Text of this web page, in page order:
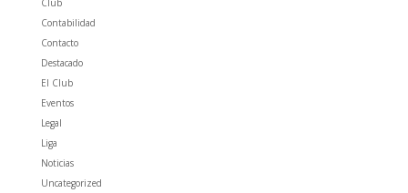
Club
Contabilidad
Contacto
Destacado
El Club
Eventos
Legal
Liga
Noticias
Uncategorized